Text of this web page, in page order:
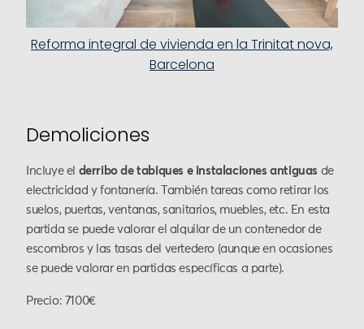
Reforma integral de vivienda en la Trinitat nova,
Barcelona
Demoliciones
Incluye el derribo de tabiques e instalaciones antiguas de
electricidad y fontanería. También tareas como retirar los
suelos, puertas, ventanas, sanitarios, muebles, etc. En esta
partida se puede valorar el alquilar de un contenedor de
escombros y las tasas del vertedero (aunque en ocasiones
se puede valorar en partidas específicas a parte).
Precio: 7100€